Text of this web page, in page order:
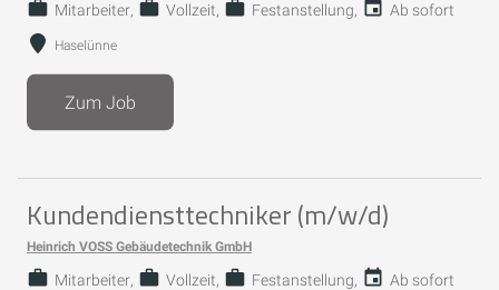
Mitarbeiter Vollzeit Festanstellung Ab sofort
Haselünne
Zum Job
Kundendiensttechniker (m/w/d)
Heinrich VOSS Gebäudetechnik GmbH
Mitarbeiter Vollzeit Festanstellung Ab sofort